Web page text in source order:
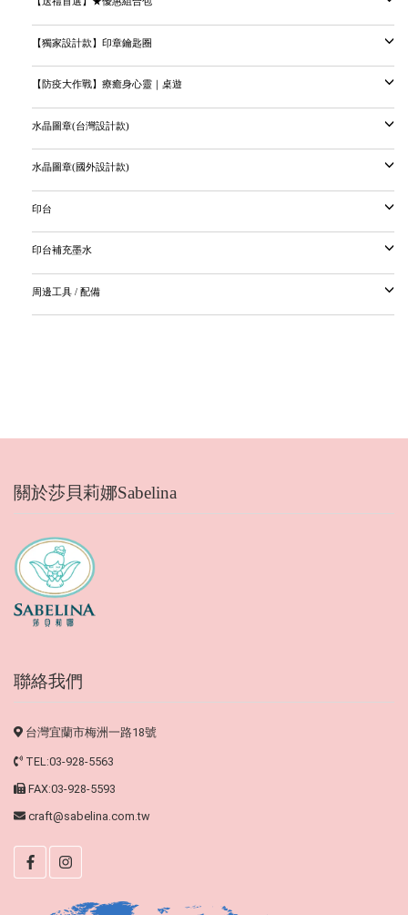
【獨家設計款】印章鑰匙圈
【防疫大作戰】療癒身心靈｜桌遊
水晶圖章(台灣設計款)
水晶圖章(國外設計款)
印台
印台補充墨水
周邊工具 / 配備
關於莎貝莉娜Sabelina
聯絡我們
台灣宜蘭市梅洲一路18號
TEL:03-928-5563
FAX:03-928-5593
craft@sabelina.com.tw